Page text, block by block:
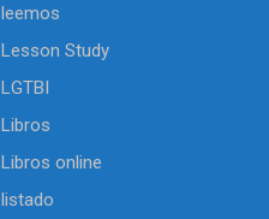
leemos
Lesson Study
LGTBI
Libros
Libros online
listado